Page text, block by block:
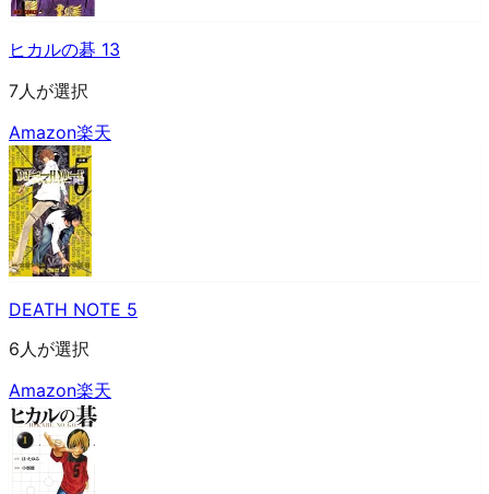
ヒカルの碁 13
7人が選択
Amazon楽天
DEATH NOTE 5
6人が選択
Amazon楽天